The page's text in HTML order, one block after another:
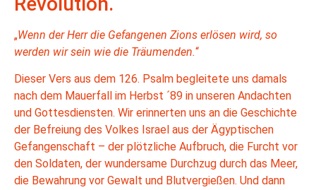
„Wenn der Herr die Gefangenen Zions erlösen wird, so
werden wir sein wie die Träumenden.“
Dieser Vers aus dem 126. Psalm begleitete uns damals
nach dem Mauerfall im Herbst ´89 in unseren Andachten
und Gottesdiensten. Wir erinnerten uns an die Geschichte
der Befreiung des Volkes Israel aus der Ägyptischen
Gefangenschaft – der plötzliche Aufbruch, die Furcht vor
den Soldaten, der wundersame Durchzug durch das Meer,
die Bewahrung vor Gewalt und Blutvergießen. Und dann